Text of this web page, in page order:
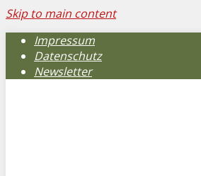
Skip to main content
Impressum
Datenschutz
Newsletter